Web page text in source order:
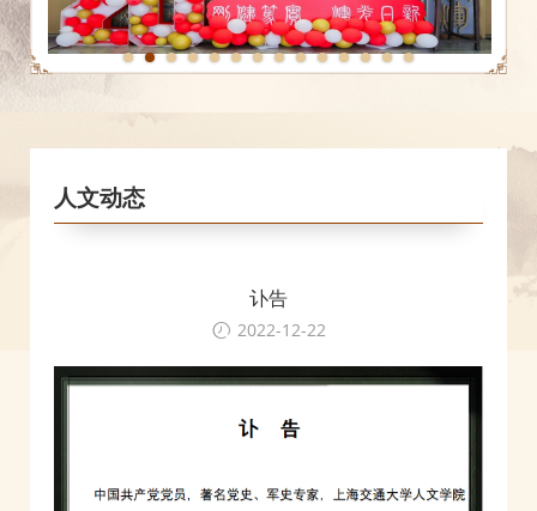
4 5 6 7 8 9 10 11 12 13 14
人文动态
讣告
2022-12-22